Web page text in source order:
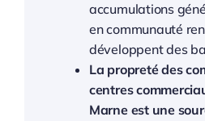
accumulations
en communauté
développent des
La propreté des
centres
Marne est une